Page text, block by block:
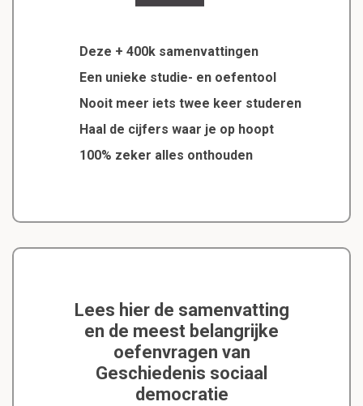
Deze + 400k samenvattingen
Een unieke studie- en oefentool
Nooit meer iets twee keer studeren
Haal de cijfers waar je op hoopt
100% zeker alles onthouden
Lees hier de samenvatting
en de meest belangrijke
oefenvragen van
Geschiedenis sociaal
democratie